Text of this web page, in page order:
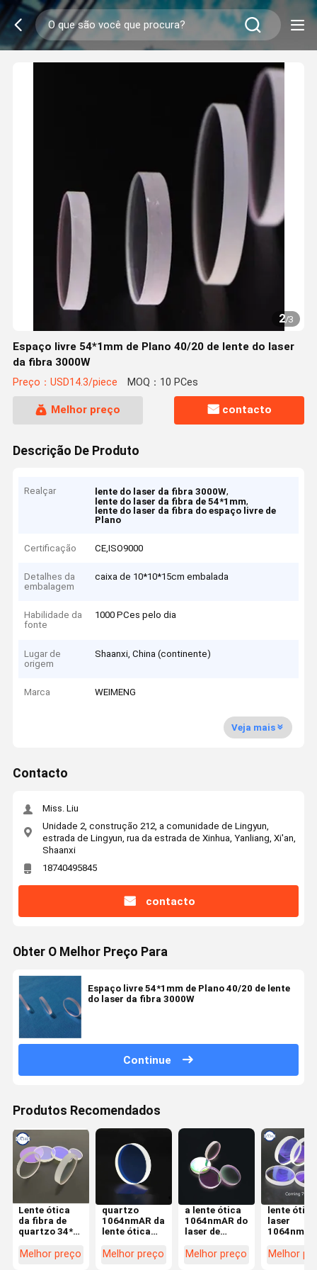
2/3
Espaço livre 54*1mm de Plano 40/20 de lente do laser
da fibra 3000W
Preço：USD14.3/piece MOQ：10 PCes
Melhor preço contacto
Descrição De Produto
Realçar lente do laser da fibra 3000W,
lente do laser da fibra de 54*1mm,
lente do laser da fibra do espaço livre de
Plano
Certificação CE,ISO9000
Detalhes da
embalagem
caixa de 10*10*15cm embalada
Habilidade da
fonte
1000 PCes pelo dia
Lugar de
origem
Shaanxi, China (continente)
Marca WEIMENG
Veja mais
Contacto
Miss. Liu
Unidade 2, construção 212, a comunidade de Lingyun,
estrada de Lingyun, rua da estrada de Xinhua, Yanliang, Xi'an,
Shaanxi
18740495845
contacto
Obter O Melhor Preço Para
Espaço livre 54*1mm de Plano 40/20 de lente
do laser da fibra 3000W
Continue
Produtos Recomendados
Lente ótica
da fibra de
quartzo 34*5
Windows da
Melhor preço
quartzo
1064nmAR da
lente ótica
de 25.4*1mm
Melhor preço
a lente ótica
1064nmAR do
laser de
importou o
Melhor preço
lente
laser
Corning
Melhor